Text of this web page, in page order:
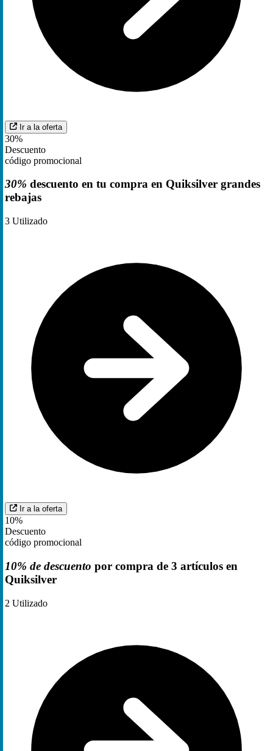
Ir a la oferta
30%
Descuento
código promocional
30% descuento en tu compra en Quiksilver grandes
rebajas
3 Utilizado
Ir a la oferta
10%
Descuento
código promocional
10% de descuento por compra de 3 artículos en
Quiksilver
2 Utilizado